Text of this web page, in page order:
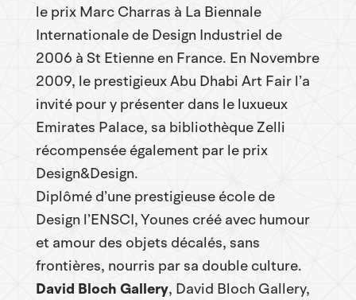
le prix Marc Charras à La Biennale
Internationale de Design Industriel de
2006 à St Etienne en France. En Novembre
2009, le prestigieux Abu Dhabi Art Fair l’a
invité pour y présenter dans le luxueux
Emirates Palace, sa bibliothèque Zelli
récompensée également par le prix
Design&Design.
Diplômé d’une prestigieuse école de
Design l’ENSCI, Younes créé avec humour
et amour des objets décalés, sans
frontières, nourris par sa double culture.
David Bloch Gallery, David Bloch Gallery,